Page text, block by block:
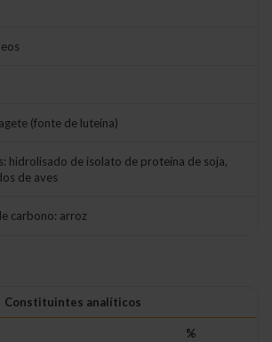
(fonte de luteína)
hidrolisado de isolato de proteína de soja,
de aves
carbono: arroz
Constituintes analíticos
%